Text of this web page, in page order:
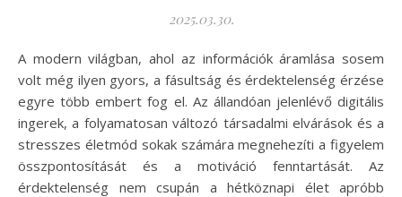
2025.03.30.
A modern világban, ahol az információk áramlása sosem
volt még ilyen gyors, a fásultság és érdektelenség érzése
egyre több embert fog el. Az állandóan jelenlévő digitális
ingerek, a folyamatosan változó társadalmi elvárások és a
stresszes életmód sokak számára megnehezíti a figyelem
összpontosítását és a motiváció fenntartását. Az
érdektelenség nem csupán a hétköznapi élet apróbb